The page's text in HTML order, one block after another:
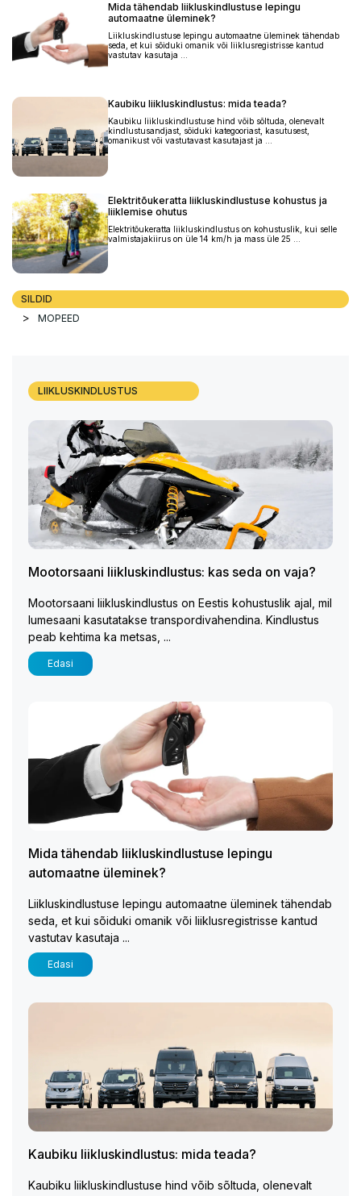
Mida tähendab liikluskindlustuse lepingu
automaatne üleminek?
Liikluskindlustuse lepingu automaatne üleminek tähendab
seda, et kui sõiduki omanik või liiklusregistrisse kantud
vastutav kasutaja ...
Kaubiku liikluskindlustus: mida teada?
Kaubiku liikluskindlustuse hind võib sõltuda, olenevalt
kindlustusandjast, sõiduki kategooriast, kasutusest,
omanikust või vastutavast kasutajast ja ...
Elektritõukeratta liikluskindlustuse kohustus ja
liiklemise ohutus
Elektritõukeratta liikluskindlustus on kohustuslik, kui selle
valmistajakiirus on üle 14 km/h ja mass üle 25 ...
SILDID
MOPEED
LIIKLUSKINDLUSTUS
Mootorsaani liikluskindlustus: kas seda on vaja?
Mootorsaani liikluskindlustus on Eestis kohustuslik ajal, mil
lumesaani kasutatakse transpordivahendina. Kindlustus
peab kehtima ka metsas, ...
Edasi
Mida tähendab liikluskindlustuse lepingu
automaatne üleminek?
Liikluskindlustuse lepingu automaatne üleminek tähendab
seda, et kui sõiduki omanik või liiklusregistrisse kantud
vastutav kasutaja ...
Edasi
Kaubiku liikluskindlustus: mida teada?
Kaubiku liikluskindlustuse hind võib sõltuda, olenevalt